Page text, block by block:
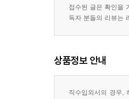
접수된 글은 확인을
독자 분들의 리뷰는
상품정보 안내
직수입외서의 경우,